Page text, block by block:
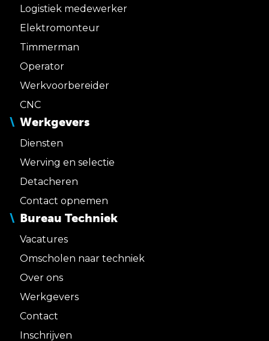
Logistiek medewerker
Elektromonteur
Timmerman
Operator
Werkvoorbereider
CNC
Werkgevers
Diensten
Werving en selectie
Detacheren
Contact opnemen
Bureau Techniek
Vacatures
Omscholen naar techniek
Over ons
Werkgevers
Contact
Inschrijven